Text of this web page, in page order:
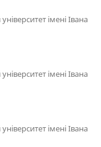
імені Івана
імені Івана
імені Івана